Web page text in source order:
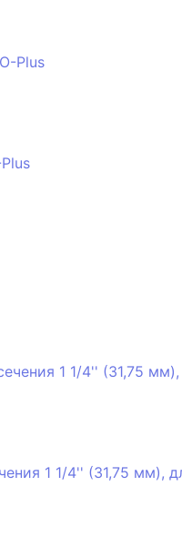
1 1/4'' (31,75 мм),